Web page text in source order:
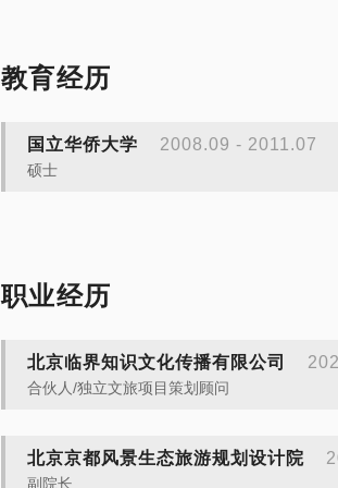
教育经历
国立华侨大学 2008.09 - 2011.07
硕士
职业经历
北京临界知识文化传播有限公司
合伙人/独立文旅项目策划顾问
北京京都风景生态旅游规划设计院
副院长